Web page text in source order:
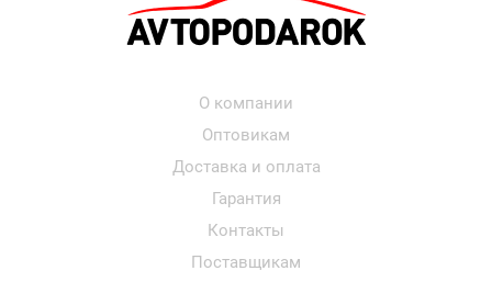
О компании
Оптовикам
Доставка и оплата
Гарантия
Контакты
Поставщикам